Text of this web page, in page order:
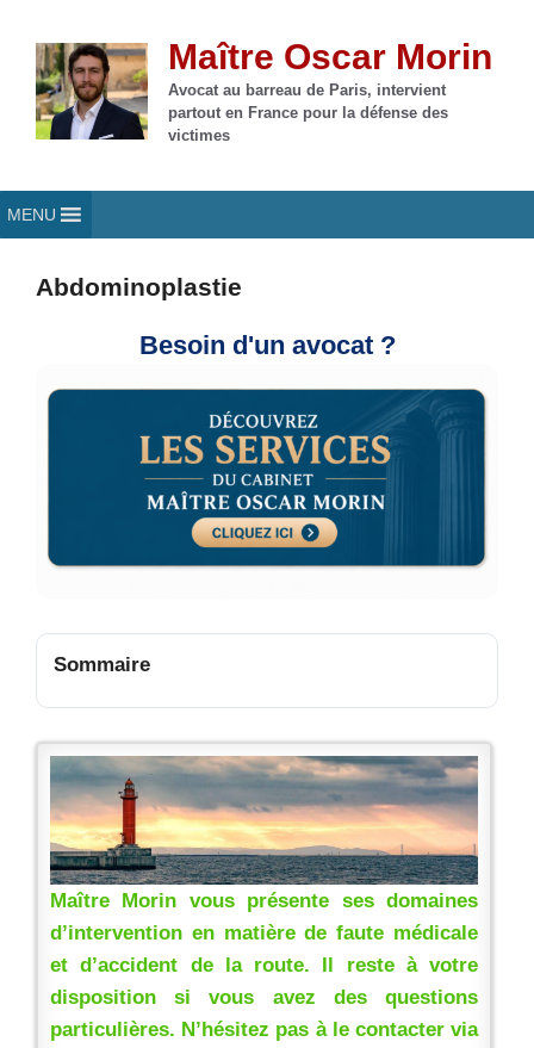
contenu
Maître Oscar Morin
Avocat au barreau de Paris, intervient
partout en France pour la défense des
victimes
MENU
Abdominoplastie
Besoin d'un avocat ?
Sommaire
Maître Morin vous présente ses domaines
d’intervention en matière de faute médicale
et d’accident de la route. Il reste à votre
disposition si vous avez des questions
particulières. N’hésitez pas à le contacter via